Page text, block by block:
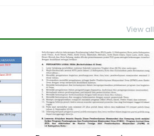
View all